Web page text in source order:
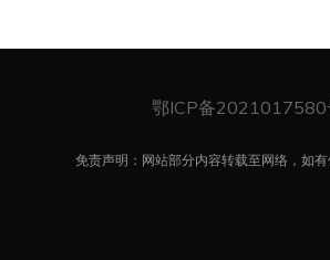
鄂ICP备2021017580
免责声明：网站部分内容转载至网络，如